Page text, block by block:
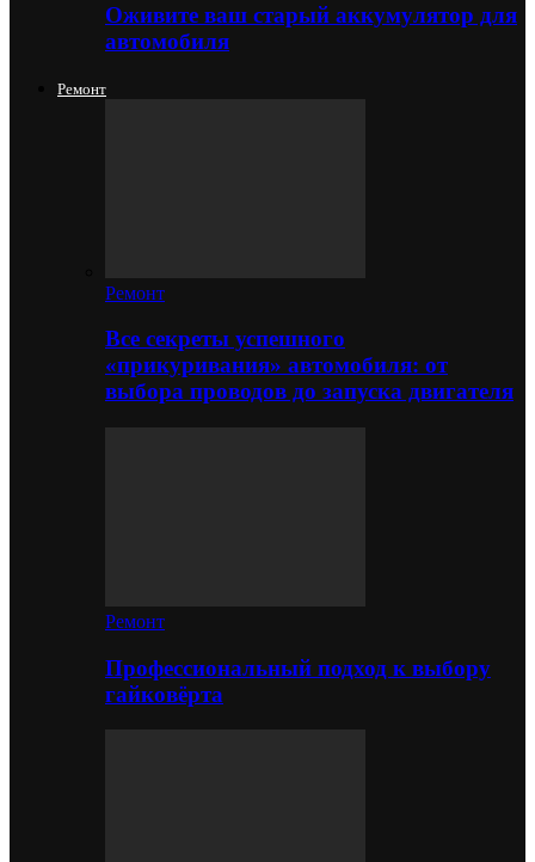
Оживите ваш старый аккумулятор для
автомобиля
Ремонт
Ремонт
Все секреты успешного
«прикуривания» автомобиля: от
выбора проводов до запуска двигателя
Ремонт
Профессиональный подход к выбору
гайковёрта